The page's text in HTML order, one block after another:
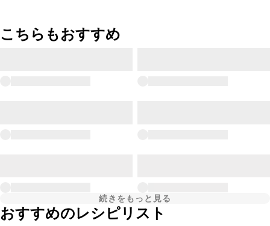
こちらもおすすめ
続きをもっと見る
おすすめのレシピリスト